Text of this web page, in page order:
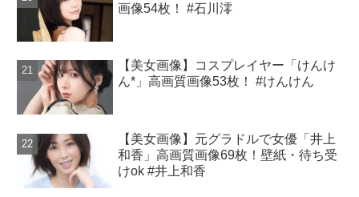
画像54枚！ #石川澪
【美女画像】コスプレイヤー「けんけ
ん*」高画質画像53枚！ #けんけん
【美女画像】元グラドルで女優「井上
和香」高画質画像69枚！壁紙・待ち受
けok #井上和香